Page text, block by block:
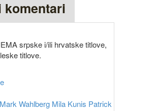
komentari
srpske i/ili hrvatske titlove,
titlove.
Mark Wahlberg Mila Kunis Patrick